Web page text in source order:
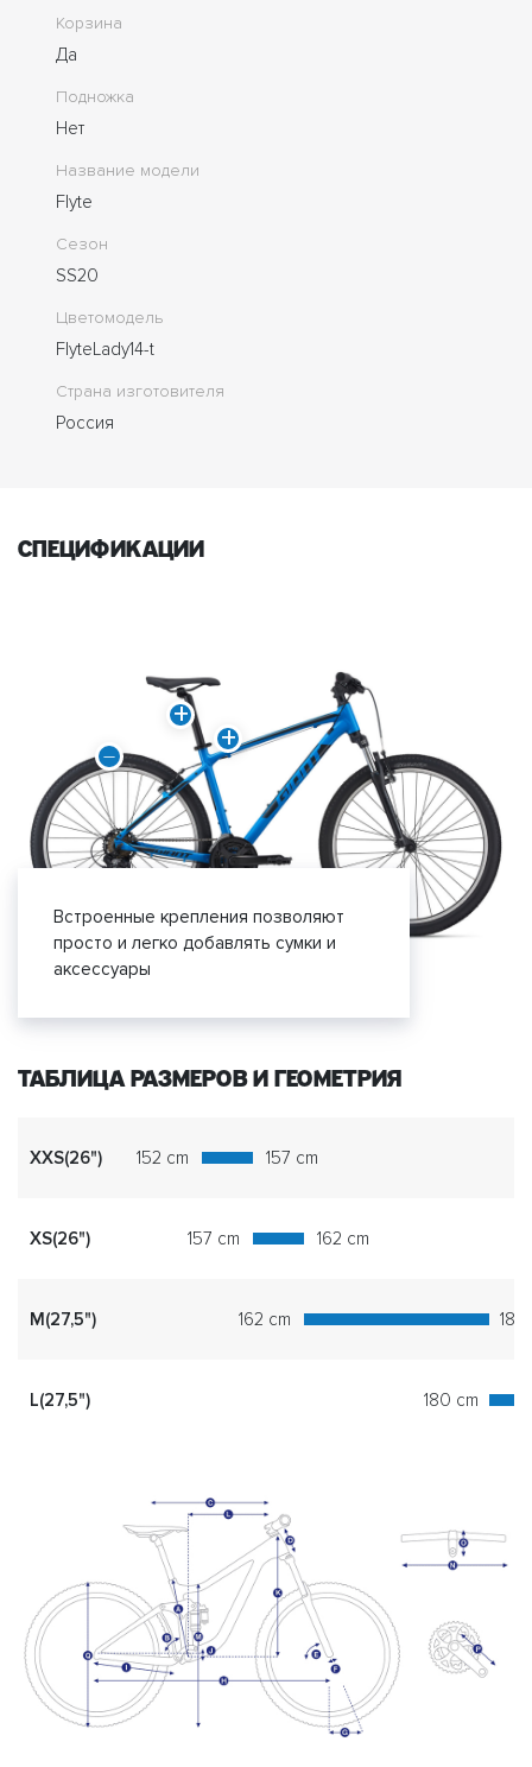
Корзина
Да
Подножка
Нет
Название модели
Flyte
Сезон
SS20
Цветомодель
FlyteLady14-t
Страна изготовителя
Россия
спецификации
Встроенные крепления позволяют
просто и легко добавлять сумки и
аксессуары
ТАБЛИЦА РАЗМЕРОВ И ГЕОМЕТРИЯ
XXS(26") 152 cm 157 cm
XS(26") 157 cm 162 cm
M(27,5") 162 cm 180
L(27,5") 180 cm